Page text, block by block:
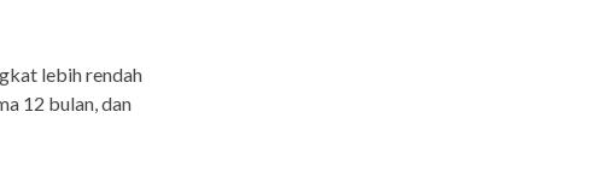
lebih rendah
12 bulan, dan